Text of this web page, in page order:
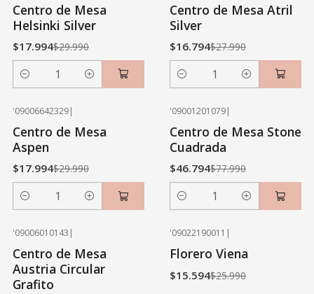
Centro de Mesa
Helsinki Silver
$17.994$29.990
Cantidad
Centro de Mesa Atril
Silver
$16.794$27.990
Cantidad
'09006642329|
Centro de Mesa
Aspen
$17.994$29.990
Cantidad
'09001201079|
Centro de Mesa Stone
Cuadrada
$46.794$77.990
Cantidad
'09006010143 |
Centro de Mesa
Austria Circular
Grafito
'09022190011 |
Florero Viena
$15.594$25.990